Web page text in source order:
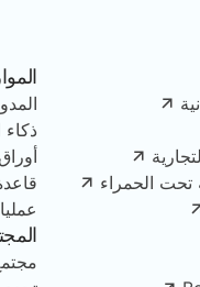
تحت الحمراء
ذكاء